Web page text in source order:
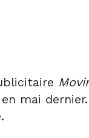
mai dernier.